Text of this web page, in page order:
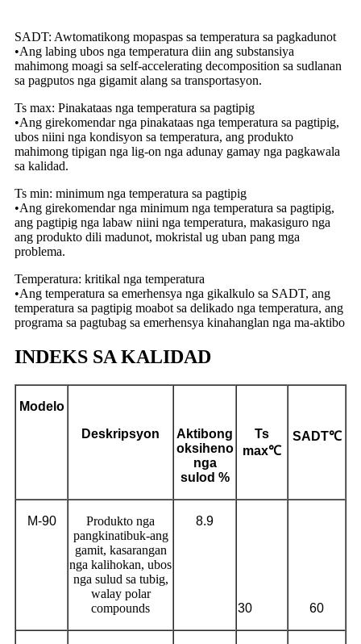
SADT: Awtomatikong mopaspas sa temperatura sa pagkadunot
•Ang labing ubos nga temperatura diin ang substansiya
mahimong moagi sa self-accelerating decomposition sa sudlanan
sa pagputos nga gigamit alang sa transportasyon.
Ts max: Pinakataas nga temperatura sa pagtipig
•Ang girekomendar nga pinakataas nga temperatura sa pagtipig,
ubos niini nga kondisyon sa temperatura, ang produkto
mahimong tipigan nga lig-on nga adunay gamay nga pagkawala
sa kalidad.
Ts min: minimum nga temperatura sa pagtipig
•Ang girekomendar nga minimum nga temperatura sa pagtipig,
ang pagtipig nga labaw niini nga temperatura, makasiguro nga
ang produkto dili madunot, mokristal ug uban pang mga
problema.
Temperatura: kritikal nga temperatura
•Ang temperatura sa emerhensya nga gikalkulo sa SADT, ang
temperatura sa pagtipig moabot sa delikado nga temperatura, ang
programa sa pagtubag sa emerhensya kinahanglan nga ma-aktibo
INDEKS SA KALIDAD
Modelo
Deskripsyon
Aktibong
oksiheno
nga
sulod %
Ts
max℃
SADT℃
M-90
Produkto nga
pangkinatibuk-ang
gamit, kasarangan
nga kalihokan, ubos
nga sulud sa tubig,
walay polar
compounds
8.9
30 60